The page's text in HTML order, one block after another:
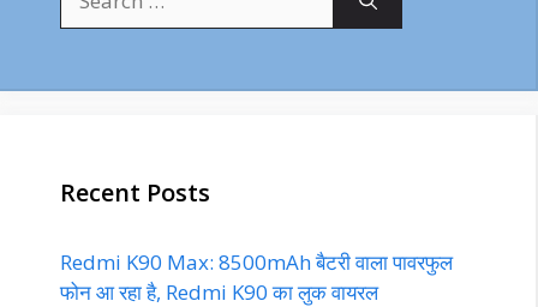
for:
Recent Posts
Redmi K90 Max: 8500mAh बैटरी वाला पावरफुल
फोन आ रहा है, Redmi K90 का लुक वायरल